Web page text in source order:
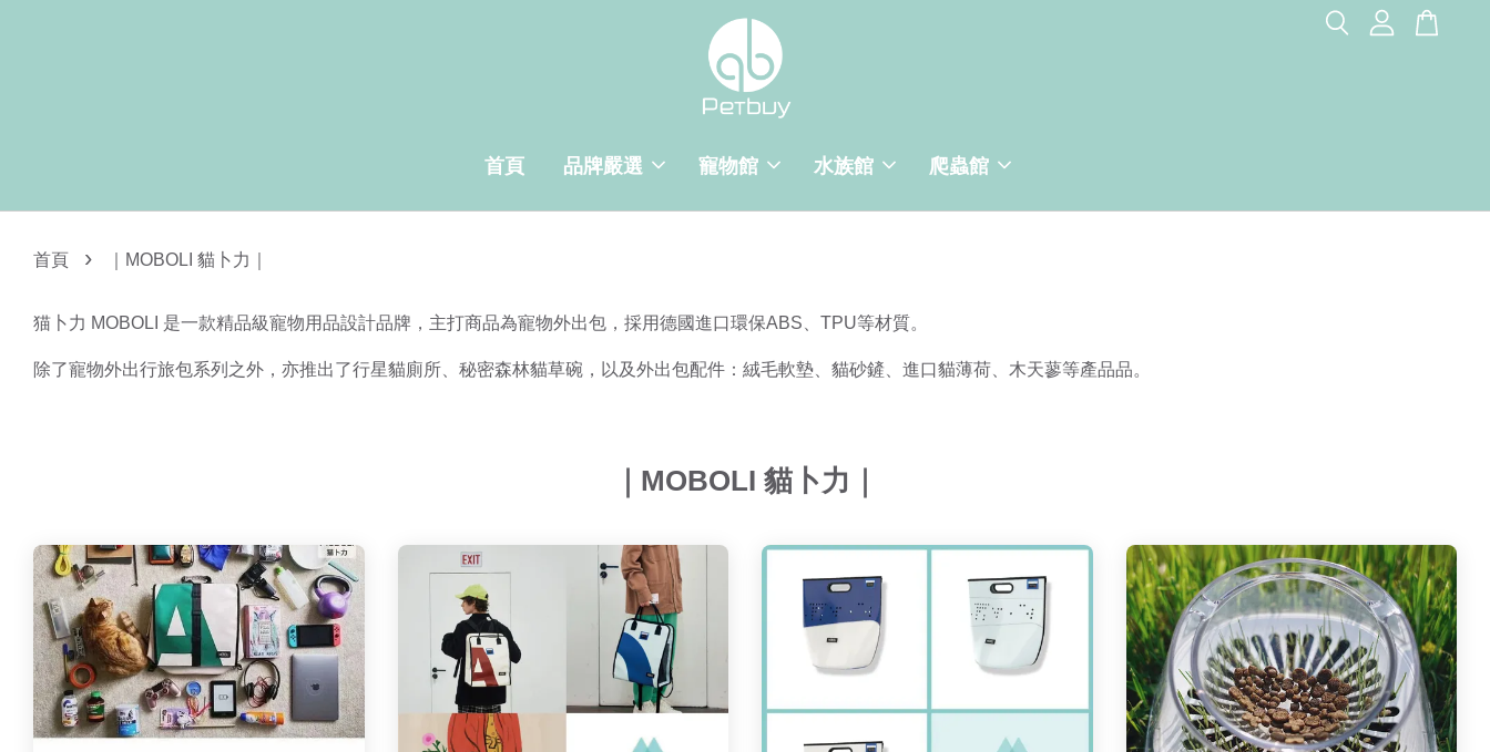
首頁 品牌嚴選 寵物館 水族館 爬蟲館
首頁 › ｜MOBOLI 貓卜力｜
猫卜力 MOBOLI 是一款精品級寵物用品設計品牌，主打商品為寵物外出包，採用德國進口環保ABS、TPU等材質。
除了寵物外出行旅包系列之外，亦推出了行星貓廁所、秘密森林貓草碗，以及外出包配件：絨毛軟墊、貓砂鏟、進口貓薄荷、木天蓼等產品品。
｜MOBOLI 貓卜力｜